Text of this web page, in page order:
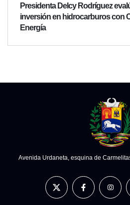
Presidenta Delcy Rodríguez
inversión en hidrocarburos con
Energía
Avenida Urdaneta, esquina de